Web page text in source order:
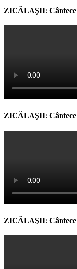
ZICĂLAŞII:
ZICĂLAŞII: Cântece
ZICĂLAŞII: Cântece